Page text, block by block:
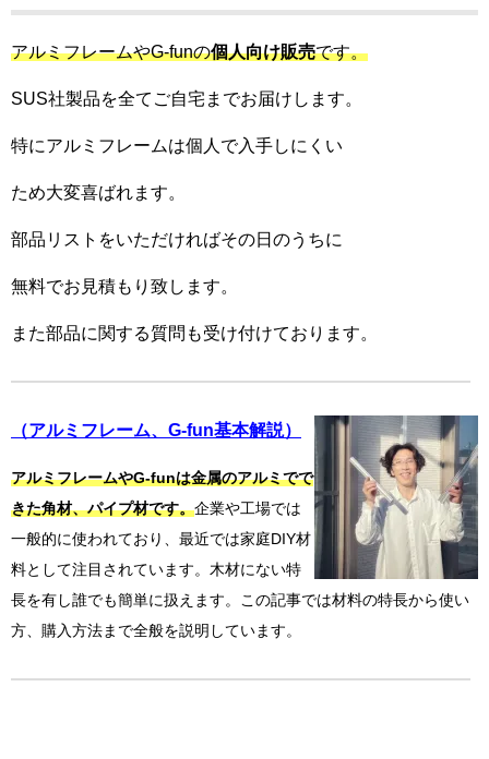
アルミフレームやG-funの個人向け販売です。
SUS社製品を全てご自宅までお届けします。
特にアルミフレームは個人で入手しにくい
ため大変喜ばれます。
部品リストをいただければその日のうちに
無料でお見積もり致します。
また部品に関する質問も受け付けております。
（アルミフレーム、G-fun基本解説）
アルミフレームやG-funは金属のアルミでで
きた角材、パイプ材です。企業や工場では
一般的に使われており、最近では家庭DIY材
料として注目されています。木材にない特
長を有し誰でも簡単に扱えます。この記事では材料の特長から使い
方、購入方法まで全般を説明しています。